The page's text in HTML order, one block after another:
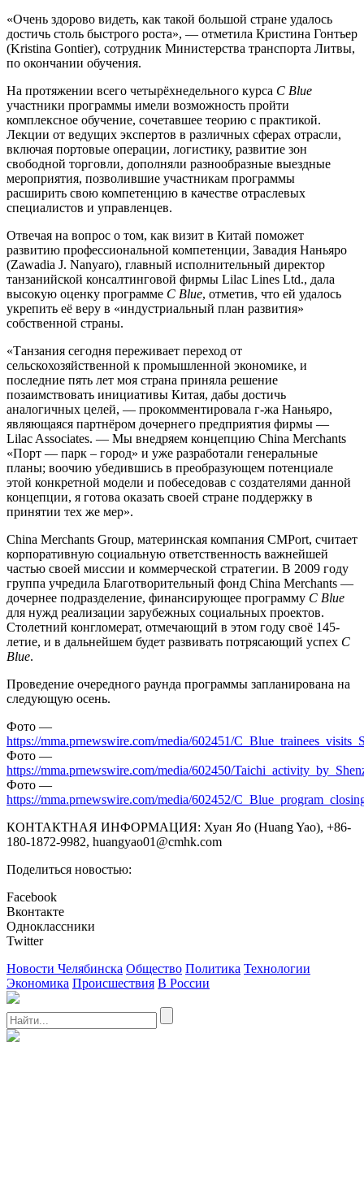
«Очень здорово видеть, как такой большой стране удалось
достичь столь быстрого роста», — отметила Кристина Гонтьер
(Kristina Gontier), сотрудник Министерства транспорта Литвы,
по окончании обучения.
На протяжении всего четырёхнедельного курса C Blue
участники программы имели возможность пройти
комплексное обучение, сочетавшее теорию с практикой.
Лекции от ведущих экспертов в различных сферах отрасли,
включая портовые операции, логистику, развитие зон
свободной торговли, дополняли разнообразные выездные
мероприятия, позволившие участникам программы
расширить свою компетенцию в качестве отраслевых
специалистов и управленцев.
Отвечая на вопрос о том, как визит в Китай поможет
развитию профессиональной компетенции, Завадия Наньяро
(Zawadia J. Nanyaro), главный исполнительный директор
танзанийской консалтинговой фирмы Lilac Lines Ltd., дала
высокую оценку программе C Blue, отметив, что ей удалось
укрепить её веру в «индустриальный план развития»
собственной страны.
«Танзания сегодня переживает переход от
сельскохозяйственной к промышленной экономике, и
последние пять лет моя страна приняла решение
позаимствовать инициативы Китая, дабы достичь
аналогичных целей, — прокомментировала г-жа Наньяро,
являющаяся партнёром дочернего предприятия фирмы —
Lilac Associates. — Мы внедряем концепцию China Merchants
«Порт — парк – город» и уже разработали генеральные
планы; воочию убедившись в преобразующем потенциале
этой конкретной модели и побеседовав с создателями данной
концепции, я готова оказать своей стране поддержку в
принятии тех же мер».
China Merchants Group, материнская компания CMPort, считает
корпоративную социальную ответственность важнейшей
частью своей миссии и коммерческой стратегии. В 2009 году
группа учредила Благотворительный фонд China Merchants —
дочернее подразделение, финансирующее программу C Blue
для нужд реализации зарубежных социальных проектов.
Столетний конгломерат, отмечающий в этом году своё 145-
летие, и в дальнейшем будет развивать потрясающий успех C
Blue.
Проведение очередного раунда программы запланирована на
следующую осень.
Фотo —
https://mma.prnewswire.com/media/602451/
Фотo —
https://mma.prnewswire.com/media/602450/
Фотo —
https://mma.prnewswire.com/media/602452/
КОНТАКТНАЯ ИНФОРМАЦИЯ: Хуан Яо (Huang Yao), +86-
180-1872-9982, huangyao01@cmhk.com
Поделиться новостью:
Facebook
Вконтакте
Одноклассники
Twitter
Новости Челябинска Общество Политика Технологии
Экономика Происшествия В России